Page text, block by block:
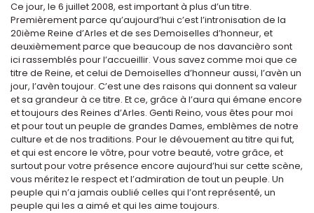
Ce jour, le 6 juillet 2008, est important à plus d’un titre.
Premièrement parce qu’aujourd’hui c’est l’intronisation de la
20ième Reine d’Arles et de ses Demoiselles d’honneur, et
deuxièmement parce que beaucoup de nos davancièro sont
ici rassemblés pour l’accueillir. Vous savez comme moi que ce
titre de Reine, et celui de Demoiselles d’honneur aussi, l’avèn un
jour, l’avèn toujour. C’est une des raisons qui donnent sa valeur
et sa grandeur à ce titre. Et ce, grâce à l’aura qui émane encore
et toujours des Reines d’Arles. Genti Reino, vous êtes pour moi
et pour tout un peuple de grandes Dames, emblèmes de notre
culture et de nos traditions. Pour le dévouement au titre qui fut,
et qui est encore le vôtre, pour votre beauté, votre grâce, et
surtout pour votre présence encore aujourd’hui sur cette scène,
vous méritez le respect et l’admiration de tout un peuple. Un
peuple qui n’a jamais oublié celles qui l’ont représenté, un
peuple qui les a aimé et qui les aime toujours.